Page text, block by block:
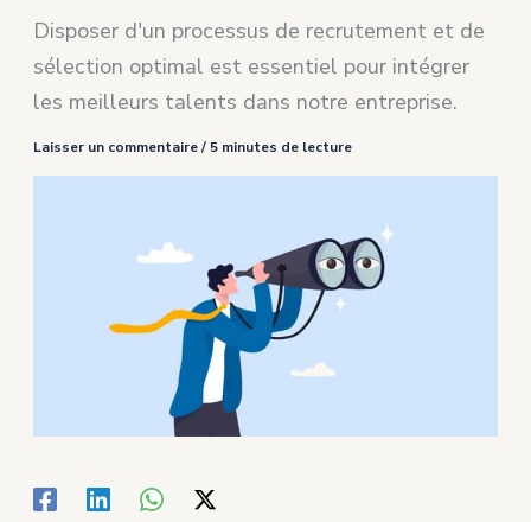
Disposer d'un processus de recrutement et de
sélection optimal est essentiel pour intégrer
les meilleurs talents dans notre entreprise.
Laisser un commentaire/ 5 minutes de lecture